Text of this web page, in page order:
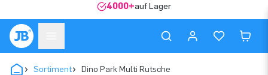
4000+auf Lager
Sortiment Dino Park Multi Rutsche